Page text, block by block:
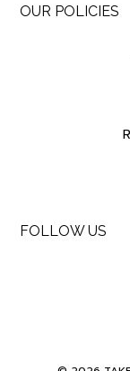
OUR POLICIES
FOLLOW US